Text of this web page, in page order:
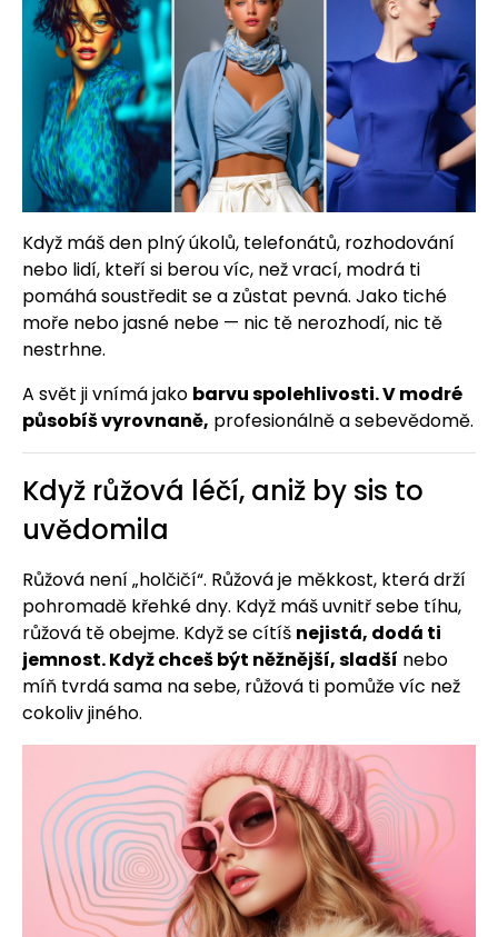
Když máš den plný úkolů, telefonátů, rozhodování
nebo lidí, kteří si berou víc, než vrací, modrá ti
pomáhá soustředit se a zůstat pevná. Jako tiché
moře nebo jasné nebe — nic tě nerozhodí, nic tě
nestrhne.
A svět ji vnímá jako barvu spolehlivosti. V modré
působíš vyrovnaně, profesionálně a sebevědomě.
Když růžová léčí, aniž by sis to
uvědomila
Růžová není „holčičí“. Růžová je měkkost, která drží
pohromadě křehké dny. Když máš uvnitř sebe tíhu,
růžová tě obejme. Když se cítíš nejistá, dodá ti
jemnost. Když chceš být něžnější, sladší nebo
míň tvrdá sama na sebe, růžová ti pomůže víc než
cokoliv jiného.